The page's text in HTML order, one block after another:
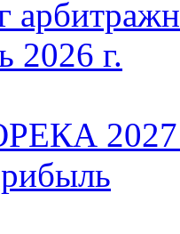
2026 г.
2027: